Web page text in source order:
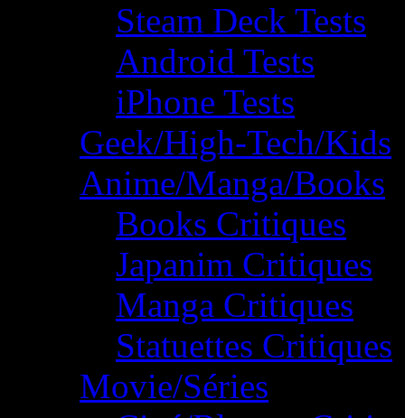
Steam Deck Tests
Android Tests
iPhone Tests
Geek/High-Tech/Kids
Anime/Manga/Books
Books Critiques
Japanim Critiques
Manga Critiques
Statuettes Critiques
Movie/Séries